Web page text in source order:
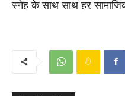
स्नेह के साथ साथ हर